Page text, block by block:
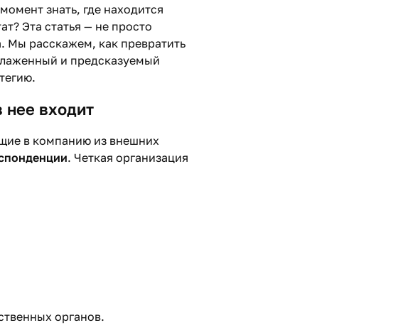
знать, где находится
Эта статья — не просто
Мы расскажем, как превратить
и предсказуемый
нее входит
в компанию из внешних
. Четкая организация
органов.